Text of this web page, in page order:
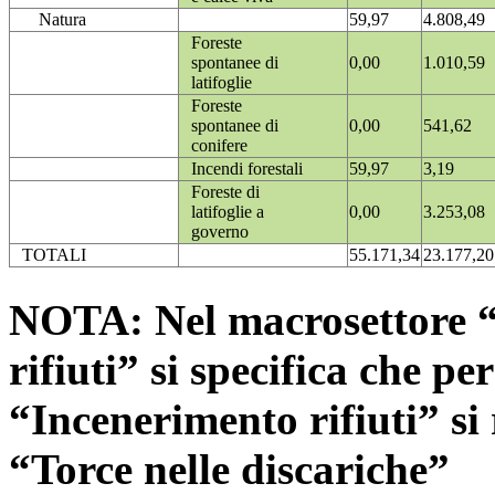
Natura
59,97
4.808,49
Foreste
spontanee di
latifoglie
0,00 1.010,59
Foreste
spontanee di
conifere
0,00 541,62
Incendi forestali 59,97
3,19
Foreste di
latifoglie a
governo
0,00 3.253,08
TOTALI 55.171,3423.177,20
NOTA: Nel macrosettore
rifiuti” si specifica che
“Incenerimento rifiuti”
“Torce nelle discariche”